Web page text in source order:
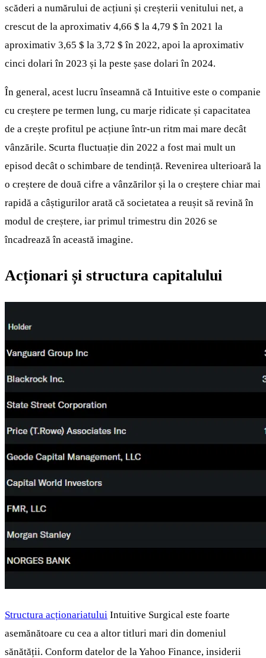
scăderi a numărului de acțiuni și creșterii venitului net, a
crescut de la aproximativ 4,66 $ la 4,79 $ în 2021 la
aproximativ 3,65 $ la 3,72 $ în 2022, apoi la aproximativ
cinci dolari în 2023 și la peste șase dolari în 2024.
În general, acest lucru înseamnă că Intuitive este o companie
cu creștere pe termen lung, cu marje ridicate și capacitatea
de a crește profitul pe acțiune într-un ritm mai mare decât
vânzările. Scurta fluctuație din 2022 a fost mai mult un
episod decât o schimbare de tendință. Revenirea ulterioară la
o creștere de două cifre a vânzărilor și la o creștere chiar mai
rapidă a câștigurilor arată că societatea a reușit să revină în
modul de creștere, iar primul trimestru din 2026 se
încadrează în această imagine.
Acționari și structura capitalului
Structura acționariatului Intuitive Surgical este foarte
asemănătoare cu cea a altor titluri mari din domeniul
sănătății. Conform datelor de la Yahoo Finance, insiderii